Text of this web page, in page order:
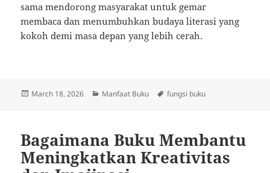
sama mendorong masyarakat untuk gemar
membaca dan menumbuhkan budaya literasi yang
kokoh demi masa depan yang lebih cerah.
Posted
March 18, 2026 Categories
Manfaat Buku Tags
fungsi buku
Bagaimana Buku Membantu
Meningkatkan Kreativitas